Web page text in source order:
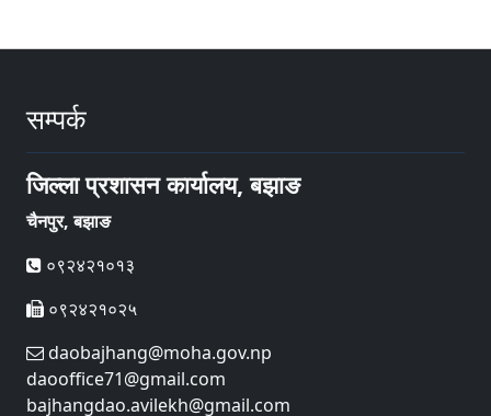
सम्पर्क
जिल्ला प्रशासन कार्यालय, बझाङ
चैनपुर, बझाङ
०९२४२१०१३
०९२४२१०२५
daobajhang@moha.gov.np
daooffice71@gmail.com
bajhangdao.avilekh@gmail.com